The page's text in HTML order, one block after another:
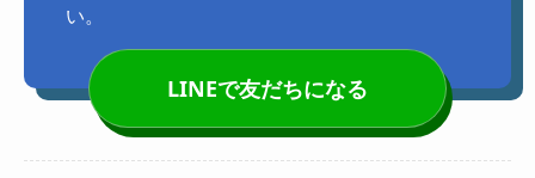
い。
LINEで友だちになる